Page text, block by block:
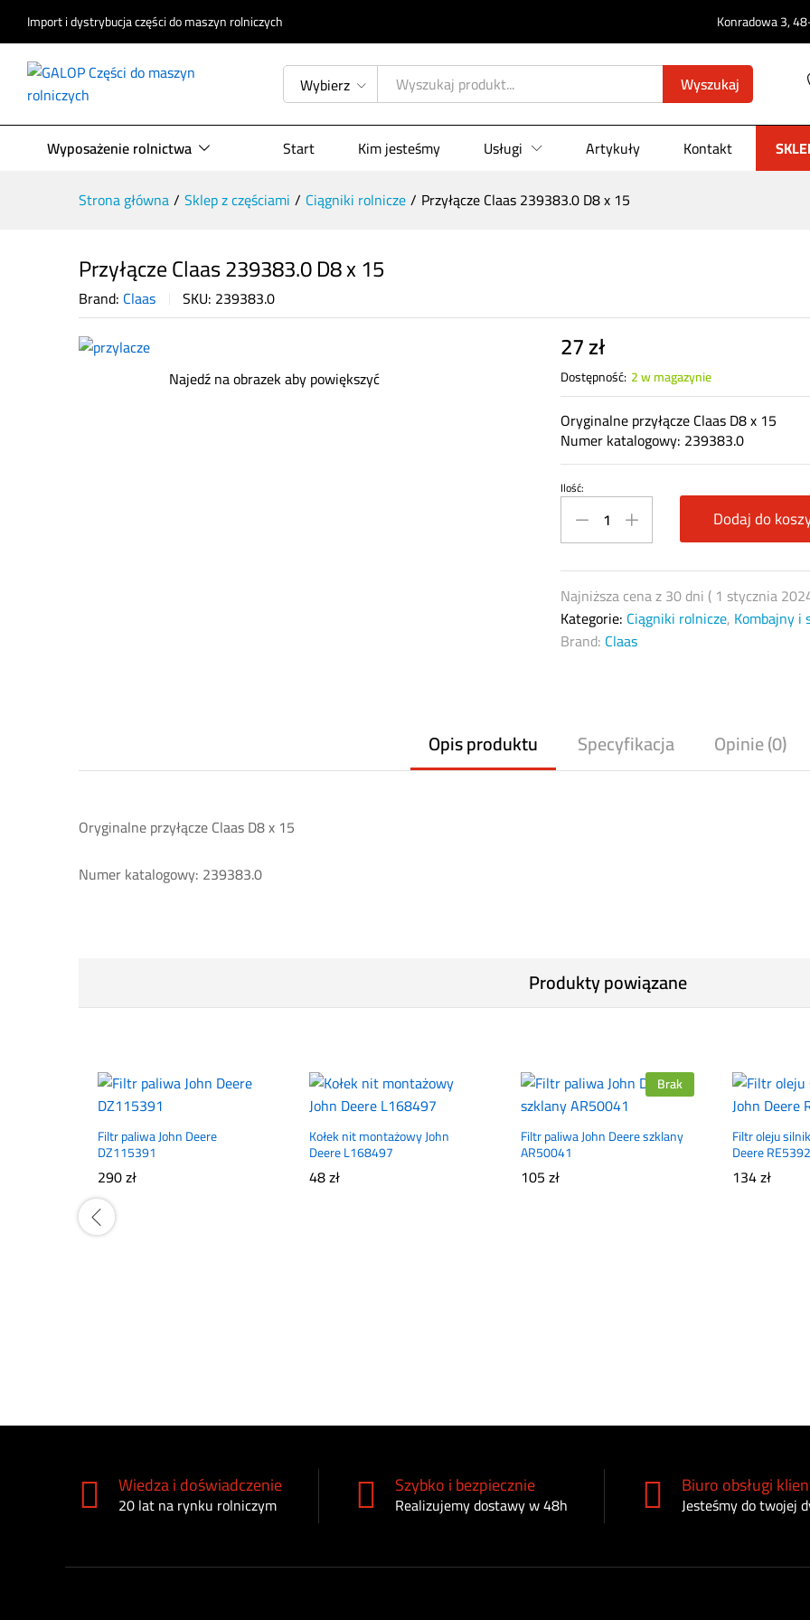
Import i dystrybucja części do maszyn rolniczych Konradowa 3,
Wybierz Wyszukaj
Wyposażenie rolnictwa Start Kim jesteśmy Usługi Artykuły Kontakt
Strona główna/ Sklep z częściami / Ciągniki rolnicze/ Przyłącze Claas 239383.0 D8 x 15
Przyłącze Claas 239383.0 D8 x 15
Brand: Claas SKU: 239383.0
Najedź na obrazek aby powiększyć
27zł
Dostępność: 2 w magazynie
Oryginalne przyłącze Claas D8 x 15
Numer katalogowy: 239383.0
Przyłącze
Claas
239383.0
15
quantity
Ilość:
Dodaj do
Najniższa cena z 30 dni ( 1 stycznia
Kategorie: Ciągniki rolnicze, Kombajny i
Brand: Claas
Opis produktu Specyfikacja Opinie (0)
Oryginalne przyłącze Claas D8 x 15
Numer katalogowy: 239383.0
Produkty powiązane
Filtr paliwa John Deere
DZ115391
290zł
Kołek nit montażowy John
Deere L168497
48zł
Brak
Filtr paliwa John Deere szklany
AR50041
105zł
Filtr oleju
Deere
134zł
Wiedza i doświadczenie
20 lat na rynku rolniczym
Szybko i bezpiecznie
Realizujemy dostawy w 48h
Biuro obsługi
Jesteśmy do twojej
Opis produktu Specyfikacja